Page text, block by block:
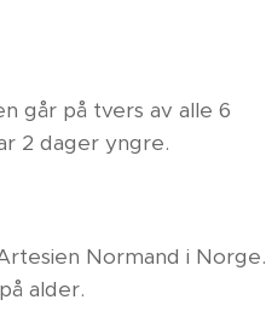
går på tvers av alle 6
2 dager yngre.
Normand i Norge.
alder.